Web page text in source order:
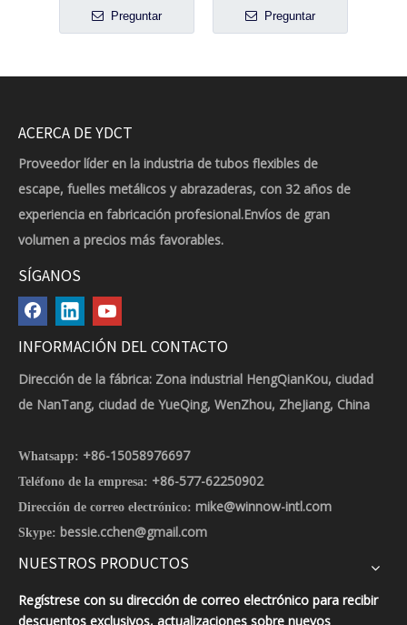
Preguntar Preguntar
ACERCA DE YDCT
Proveedor líder en la industria de tubos flexibles de
escape, fuelles metálicos y abrazaderas, con 32 años de
experiencia en fabricación profesional.Envíos de gran
volumen a precios más favorables.
SÍGANOS
INFORMACIÓN DEL CONTACTO
Dirección de la fábrica: Zona industrial HengQianKou, ciudad
de NanTang, ciudad de YueQing, WenZhou, ZheJiang, China
Whatsapp: +86-15058976697
Teléfono de la empresa: +86-577-62250902
Dirección de correo electrónico: mike@winnow-intl.com
Skype: bessie.cchen@gmail.com
NUESTROS PRODUCTOS
Regístrese con su dirección de correo electrónico para recibir
descuentos exclusivos, actualizaciones sobre nuevos